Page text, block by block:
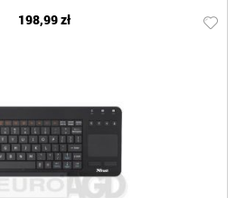
198,99 zł